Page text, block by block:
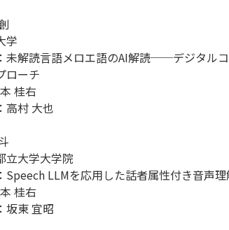
学
未解読言語メロエ語のAI解読──デジタル
ローチ
桂右
高村 大也
立大学大学院
Speech LLMを応用した話者属性付き音声
桂右
坂東 宜昭